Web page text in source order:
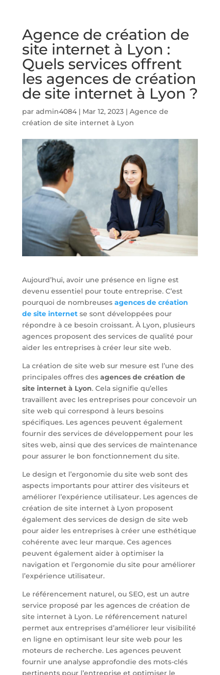
Agence de création de
site internet à Lyon :
Quels services offrent
les agences de création
de site internet à Lyon ?
par admin4084| Mar 12, 2023| Agence de
création de site internet à Lyon
Aujourd’hui, avoir une présence en ligne est
devenu essentiel pour toute entreprise. C’est
pourquoi de nombreuses agences de création
de site internetse sont développées pour
répondre à ce besoin croissant. À Lyon, plusieurs
agences proposent des services de qualité pour
aider les entreprises à créer leur site web.
La création de site web sur mesure est l’une des
principales offres des agences de création de
site internet à Lyon. Cela signifie qu’elles
travaillent avec les entreprises pour concevoir un
site web qui correspond à leurs besoins
spécifiques. Les agences peuvent également
fournir des services de développement pour les
sites web, ainsi que des services de maintenance
pour assurer le bon fonctionnement du site.
Le design et l’ergonomie du site web sont des
aspects importants pour attirer des visiteurs et
améliorer l’expérience utilisateur. Les agences de
création de site internet à Lyon proposent
également des services de design de site web
pour aider les entreprises à créer une esthétique
cohérente avec leur marque. Ces agences
peuvent également aider à optimiser la
navigation et l’ergonomie du site pour améliorer
l’expérience utilisateur.
Le référencement naturel, ou SEO, est un autre
service proposé par les agences de création de
site internet à Lyon. Le référencement naturel
permet aux entreprises d’améliorer leur visibilité
en ligne en optimisant leur site web pour les
moteurs de recherche. Les agences peuvent
fournir une analyse approfondie des mots-clés
pertinents pour l’entreprise et optimiser le